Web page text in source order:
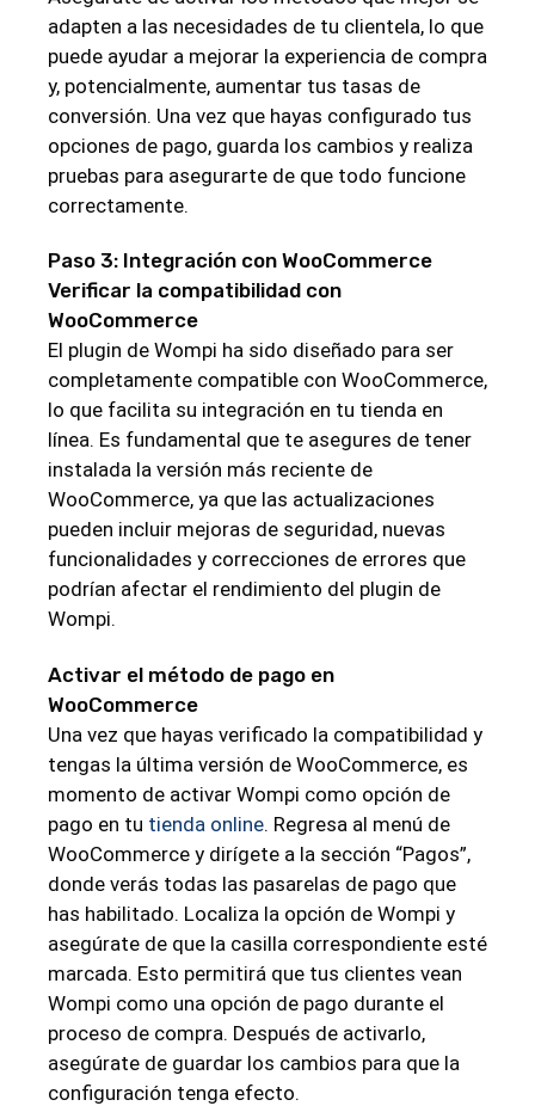
adapten a las necesidades de tu clientela, lo que
puede ayudar a mejorar la experiencia de compra
y, potencialmente, aumentar tus tasas de
conversión. Una vez que hayas configurado tus
opciones de pago, guarda los cambios y realiza
pruebas para asegurarte de que todo funcione
correctamente.
Paso 3: Integración con WooCommerce
Verificar la compatibilidad con
WooCommerce
El plugin de Wompi ha sido diseñado para ser
completamente compatible con WooCommerce,
lo que facilita su integración en tu tienda en
línea. Es fundamental que te asegures de tener
instalada la versión más reciente de
WooCommerce, ya que las actualizaciones
pueden incluir mejoras de seguridad, nuevas
funcionalidades y correcciones de errores que
podrían afectar el rendimiento del plugin de
Wompi.
Activar el método de pago en
WooCommerce
Una vez que hayas verificado la compatibilidad y
tengas la última versión de WooCommerce, es
momento de activar Wompi como opción de
pago en tu tienda online. Regresa al menú de
WooCommerce y dirígete a la sección “Pagos”,
donde verás todas las pasarelas de pago que
has habilitado. Localiza la opción de Wompi y
asegúrate de que la casilla correspondiente esté
marcada. Esto permitirá que tus clientes vean
Wompi como una opción de pago durante el
proceso de compra. Después de activarlo,
asegúrate de guardar los cambios para que la
configuración tenga efecto.